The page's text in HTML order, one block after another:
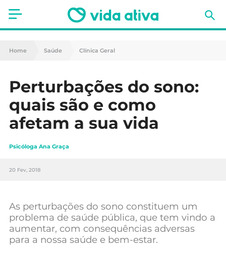
Saúde
Nutrição
Receitas
Fitness
Mães e Bebés
Home Saúde Clínica Geral
Perturbações do sono:
quais são e como
afetam a sua vida
Psicóloga Ana Graça
20 Fev, 2018
As perturbações do sono constituem um
problema de saúde pública, que tem vindo a
aumentar, com consequências adversas
para a nossa saúde e bem-estar.